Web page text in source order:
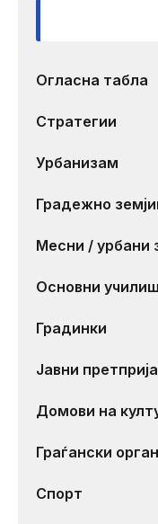
Огласна табла
Стратегии
Урбанизам
Градежно
Месни / урбани
Основни
Градинки
Јавни
Домови на
Граѓански
Спорт